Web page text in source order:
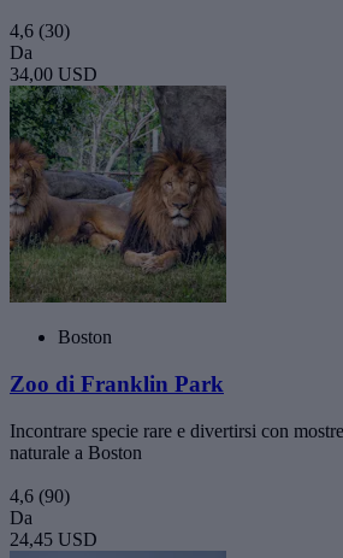
4,6 (30)
Da
34,00 USD
Boston
Zoo di Franklin Park
Incontrare specie rare e divertirsi con
naturale a Boston
4,6 (90)
Da
24,45 USD